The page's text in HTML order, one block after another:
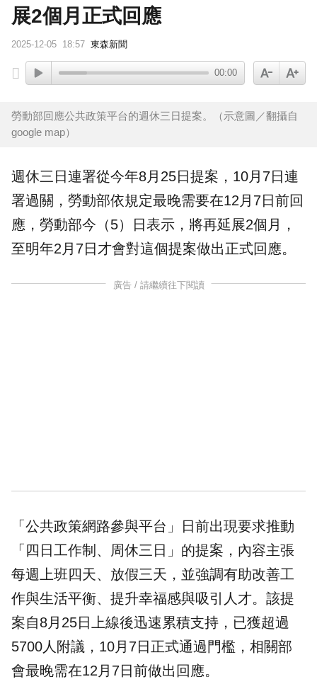
展2個月正式回應
2025-12-05 18:57 東森新聞
00:00
勞動部回應公共政策平台的週休三日提案。（示意圖／翻攝自
google map）
週休三日 連署從今年8月25日提案，10月7日連
署過關， 勞動部依規定最晚需要在12月7日前回
應，勞動部今（5）日表示，將再延展2個月，
至明年2月7日才會對這個提案做出正式回應。
廣告 / 請繼續往下閱讀
「 公共政策網路參與平台」日前出現要求推動
「四日工作制、周休三日」的提案，內容主張
每週上班四天、放假三天，並強調有助改善工
作與生活平衡、提升幸福感與吸引人才。該提
案自8月25日上線後迅速累積支持，已獲超過
5700人附議，10月7日正式通過門檻，相關部
會最晚需在12月7日前做出回應。